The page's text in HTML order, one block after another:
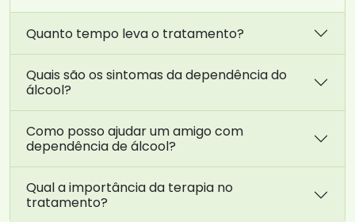
Quanto tempo leva o tratamento?
Quais são os sintomas da dependência do
álcool?
Como posso ajudar um amigo com
dependência de álcool?
Qual a importância da terapia no
tratamento?